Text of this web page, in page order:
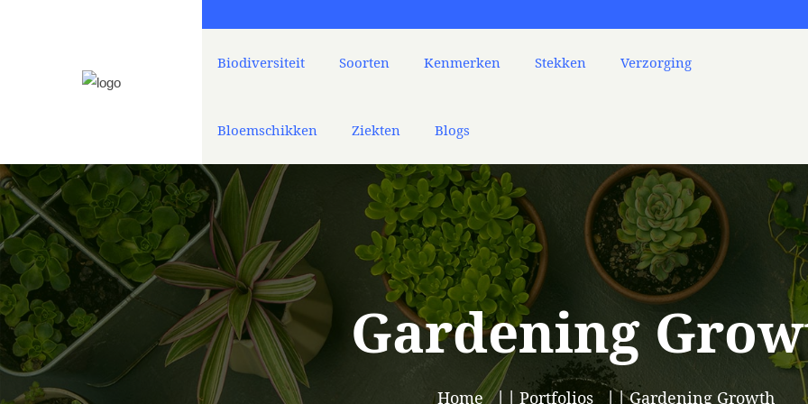
Biodiversiteit Soorten Kenmerken Stekken Verzorging
Bloemschikken Ziekten Blogs
Gardening
Home Portfolios Gardening Growth